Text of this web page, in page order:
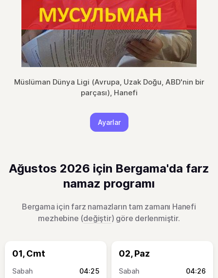
Müslüman Dünya Ligi (Avrupa, Uzak Doğu, ABD'nin bir
parçası), Hanefi
Ayarlar
Ağustos 2026 için Bergama'da farz
namaz programı
Bergama için farz namazların tam zamanı Hanefi
mezhebine (değiştir) göre derlenmiştir.
01, Cmt
04:25
02, Paz
04:26